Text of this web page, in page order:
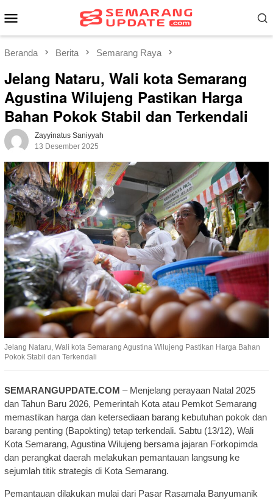
ke
Mobile
Beranda Berita Semarang Raya
Jelang Nataru, Wali kota Semarang
Agustina Wilujeng Pastikan Harga
Bahan Pokok Stabil dan Terkendali
Zayyinatus Saniyyah
13 Desember 2025
Jelang Nataru, Wali kota Semarang Agustina Wilujeng Pastikan Harga Bahan
Pokok Stabil dan Terkendali
SEMARANGUPDATE.COM – Menjelang perayaan Natal 2025
dan Tahun Baru 2026, Pemerintah Kota atau Pemkot Semarang
memastikan harga dan ketersediaan barang kebutuhan pokok dan
barang penting (Bapokting) tetap terkendali. Sabtu (13/12), Wali
Kota Semarang, Agustina Wilujeng bersama jajaran Forkopimda
dan perangkat daerah melakukan pemantauan langsung ke
sejumlah titik strategis di Kota Semarang.
Pemantauan dilakukan mulai dari Pasar Rasamala Banyumanik